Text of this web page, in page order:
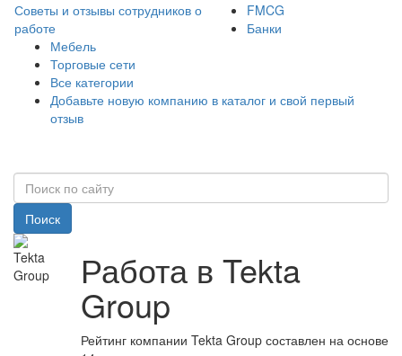
Советы и отзывы сотрудников о
работе
FMCG
Банки
Мебель
Торговые сети
Все категории
Добавьте новую компанию в каталог и свой первый
отзыв
Поиск
Работа в Tekta
Group
Рейтинг компании Tekta Group составлен на основе